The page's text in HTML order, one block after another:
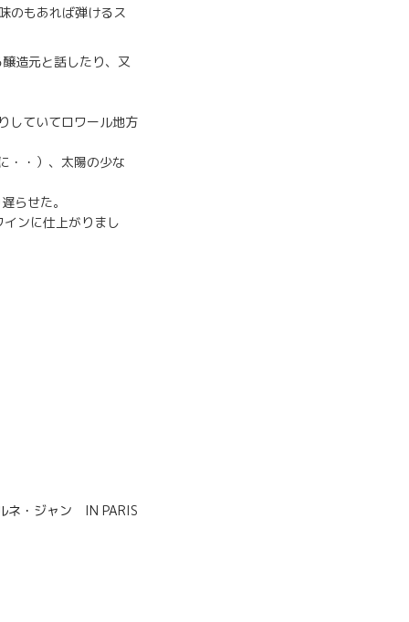
のもあれば弾けるス
造元と話したり、又
していてロワール地方
・・）、太陽の少な
らせた。
ンに仕上がりまし
・ジャン IN PARIS